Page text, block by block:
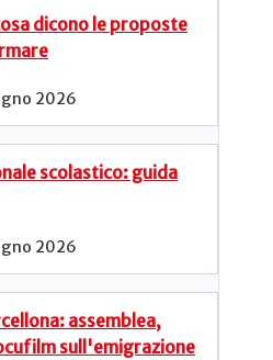
dicono le proposte
2026
scolastico: guida
2026
assemblea,
sull'emigrazione